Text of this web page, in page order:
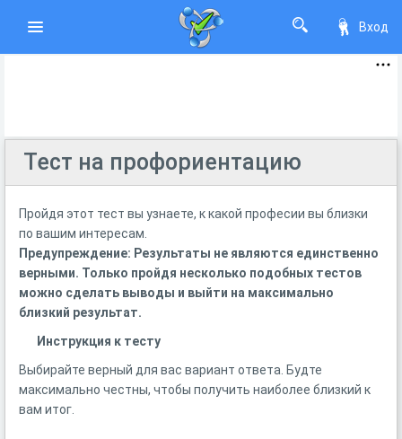
Вход
Тест на профориентацию
Пройдя этот тест вы узнаете, к какой професии вы близки
по вашим интересам.
Предупреждение: Результаты не являются единственно
верными. Только пройдя несколько подобных тестов
можно сделать выводы и выйти на максимально
близкий результат.
Инструкция к тесту
Выбирайте верный для вас вариант ответа. Будте
максимально честны, чтобы получить наиболее близкий к
вам итог.